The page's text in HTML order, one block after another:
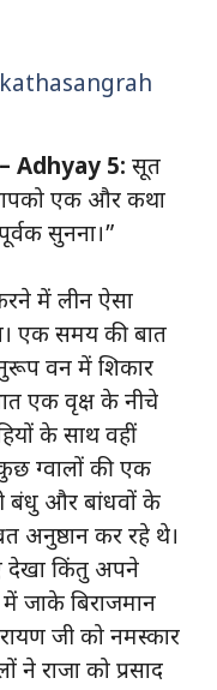
Adhyay 5: सूत
एक और कथा
सुनना।”
में लीन ऐसा
एक समय की बात
वन में शिकार
एक वृक्ष के नीचे
के साथ वहीं
ग्वालों की एक
बंधु और बांधवों के
अनुष्ठान कर रहे थे।
देखा किंतु अपने
जाके बिराजमान
जी को नमस्कार
ने राजा को प्रसाद